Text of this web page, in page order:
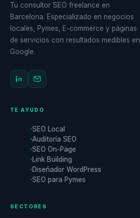
Tu consultor SEO freelance en
Barcelona. Especializado en negocios
locales, Pymes, E-commerce y páginas
de servicios con resultados medibles en
Google.
TE AYUDO
SEO Local
Auditoría SEO
SEO On-Page
Link Building
Diseñador WordPress
SEO para Pymes
SECTORES